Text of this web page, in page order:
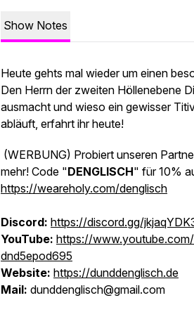
Show Notes
Heute gehts mal wieder um einen
Den Herrn der zweiten Höllenebene
ausmacht und wieso ein gewisser
abläuft, erfahrt ihr heute!
(WERBUNG) Probiert unseren
mehr! Code "DENGLISCH" für 10%
https://weareholy.com/denglisch
Discord: https://discord.gg/
YouTube: https://
dnd5epod695
Website: https://dunddenglisch.de
Mail: dunddenglisch@gmail.com